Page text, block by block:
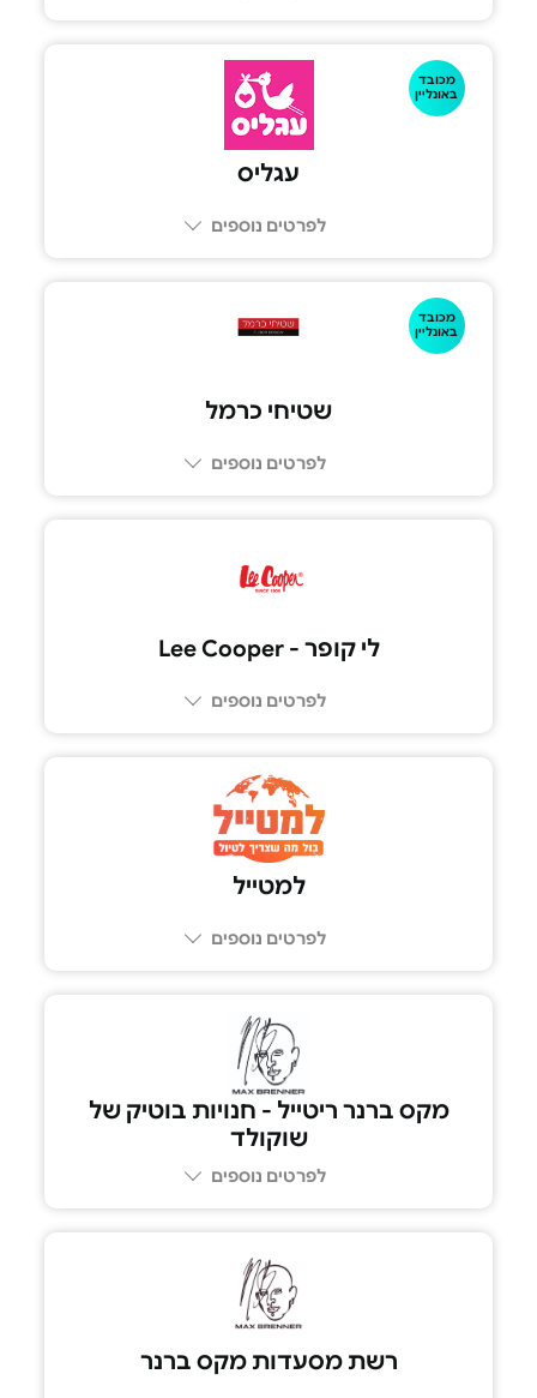
מכובד
באונליין
עגליס
לפרטים נוספים
מכובד
באונליין
שטיחי כרמל
לפרטים נוספים
לי קופר - Lee Cooper
לפרטים נוספים
למטייל
לפרטים נוספים
מקס ברנר ריטייל - חנויות בוטיק של
שוקולד
לפרטים נוספים
רשת מסעדות מקס ברנר